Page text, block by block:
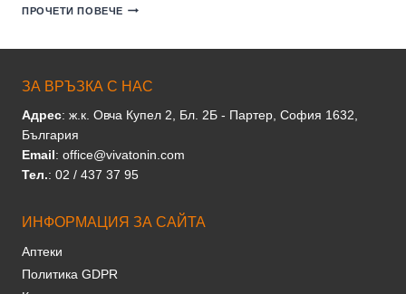
ПРОЧЕТИ ПОВЕЧЕМЕЛАТОНИНЪТ
ПРИ
НОВООБРАЗУВАНИЯ
ЗА ВРЪЗКА С НАС
Адрес: ж.к. Овча Купел 2, Бл. 2Б - Партер, София 1632,
България
Email: office@vivatonin.com
Тел.: 02 / 437 37 95
ИНФОРМАЦИЯ ЗА САЙТА
Аптеки
Политика GDPR